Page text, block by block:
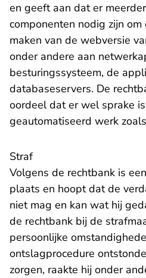
en geeft aan dat er
componenten nodig zijn
maken van de webversie
onder andere aan
besturingssysteem, de
databaseservers. De
oordeel dat er wel sprake
geautomatiseerd werk
Straf
Volgens de rechtbank is
plaats en hoopt dat de
niet mag en kan wat hij
de rechtbank bij de
persoonlijke
ontslagprocedure
zorgen, raakte hij onder